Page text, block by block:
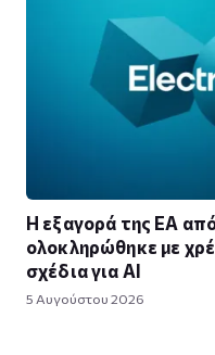
Η εξαγορά της EA
ολοκληρώθηκε με
σχέδια για AI
5 Αυγούστου 2026